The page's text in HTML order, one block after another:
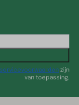
servicevoorwaarden zijn
van toepassing.